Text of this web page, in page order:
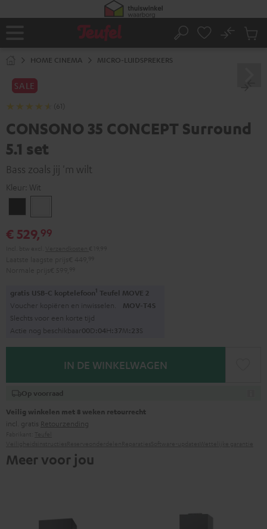
Home
Zoeken
No
HOME CINEMA MICRO-LUIDSPREKERS
SALE
(61)
CONSONO 35 CONCEPT Surround
5.1 set
Bass zoals jij 'm wilt
Kleur: Wit
€ 529,99
gratis USB-C koptelefoon1 Teufel MOVE 2
Voucher kopiëren en inwisselen. MOV-T4S
Slechts voor een korte tijd
Actie nog beschikbaar00D:04H: 37M: 22S
IN DE WINKELWAGEN
Op voorraad
Veilig winkelen met 8 weken retourrecht
incl. gratis Retourzending
Meer voor jou